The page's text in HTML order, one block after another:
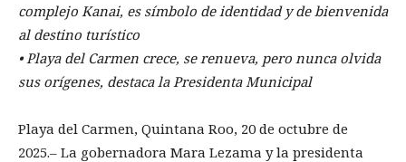
complejo Kanai, es símbolo de identidad y de bienvenida
al destino turístico
•⁠ ⁠Playa del Carmen crece, se renueva, pero nunca olvida
sus orígenes, destaca la Presidenta Municipal
Playa del Carmen, Quintana Roo, 20 de octubre de
2025.– La gobernadora Mara Lezama y la presidenta